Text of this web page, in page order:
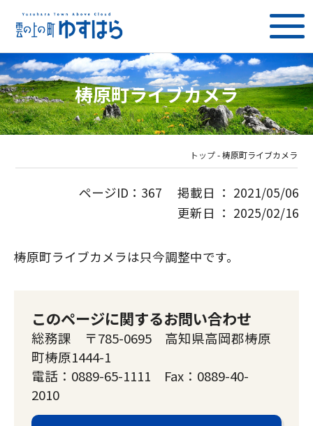
梼原町ライブカメラ
トップ-梼原町ライブカメラ
ページID：367 掲載日 ： 2021/05/06
更新日 ： 2025/02/16
梼原町ライブカメラは只今調整中です。
このページに関するお問い合わせ
総務課 〒785-0695 高知県高岡郡梼原
町梼原1444-1
電話：0889-65-1111 Fax：0889-40-
2010